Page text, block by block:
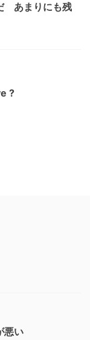
あまりにも残
?
悪い